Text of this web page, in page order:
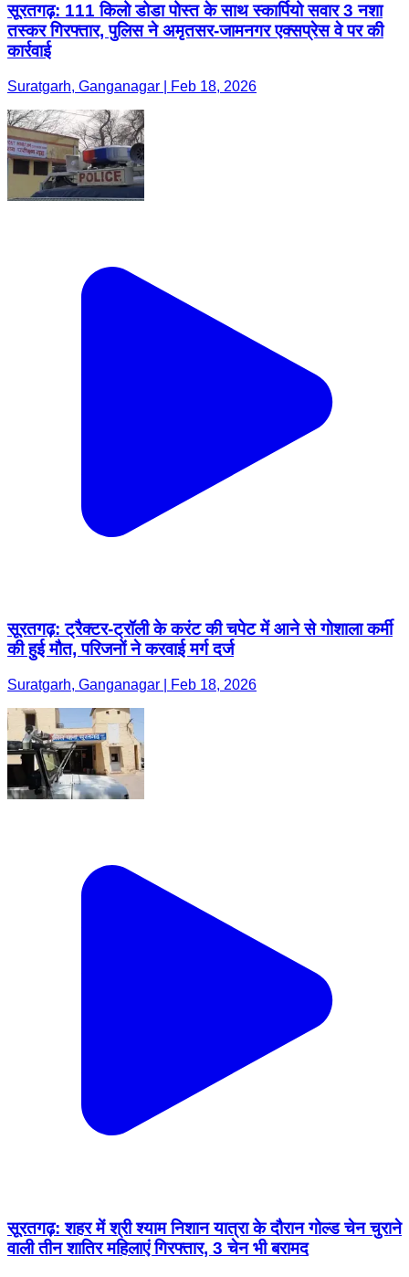
सूरतगढ़: 111 किलो डोडा पोस्त के साथ स्कार्पियो सवार 3 नशा
तस्कर गिरफ्तार, पुलिस ने अमृतसर-जामनगर एक्सप्रेस वे पर की
कार्रवाई
Suratgarh, Ganganagar | Feb 18, 2026
सूरतगढ़: ट्रैक्टर-ट्रॉली के करंट की चपेट में आने से गोशाला कर्मी
की हुई मौत, परिजनों ने करवाई मर्ग दर्ज
Suratgarh, Ganganagar | Feb 18, 2026
सूरतगढ़: शहर में श्री श्याम निशान यात्रा के दौरान गोल्ड चेन चुराने
वाली तीन शातिर महिलाएं गिरफ्तार, 3 चेन भी बरामद